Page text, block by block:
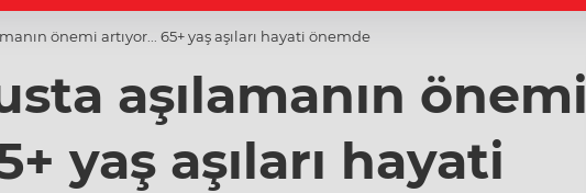
önemi artıyor... 65+ yaş aşıları hayati önemde
aşılamanın önemi
yaş aşıları hayati